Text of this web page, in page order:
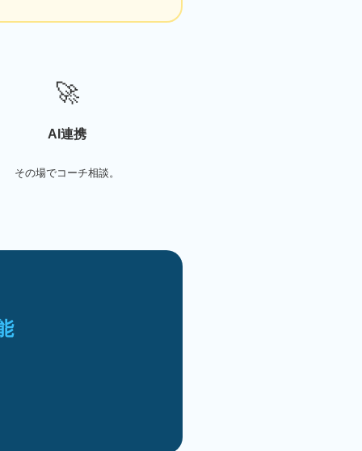
🚀
AI連携
その場でコーチ相談。